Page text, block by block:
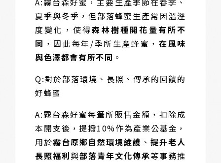
夏季與冬季，但部落蜂蜜生產常因溫溼
度變化，使得森林樹種開花量有所不
同 ，因此每年/季所生產蜂蜜，在風味
與色澤都會有所不同 。
Q:對於部落環境、長照、傳承的回饋的
好蜂蜜
A:霧台森好蜜每筆所販售金額，扣除成
本開支後，提撥10%作為產業公基金，
用於霧台原鄉自然環境維護 、提升老人
長照福利與部落青年文化傳承等事務推